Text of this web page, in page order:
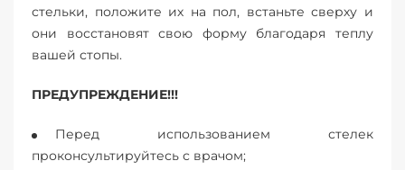
стельки, положите их на пол, встаньте сверху и
они восстановят свою форму благодаря теплу
вашей стопы.
ПРЕДУПРЕЖДЕНИЕ!!!
Перед использованием стелек
проконсультируйтесь с врачом;